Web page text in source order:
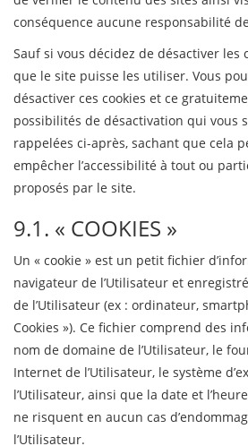
conséquence aucune responsabilité
Sauf si vous décidez de désactiver les
que le site puisse les utiliser. Vous
désactiver ces cookies et ce
possibilités de désactivation qui vous
rappelées ci-après, sachant que cela
empêcher l’accessibilité à tout ou
proposés par le site.
9.1. « COOKIES »
Un « cookie » est un petit fichier
navigateur de l’Utilisateur et
de l’Utilisateur (ex : ordinateur,
Cookies »). Ce fichier comprend des
nom de domaine de l’Utilisateur, le
Internet de l’Utilisateur, le système
l’Utilisateur, ainsi que la date et l’heure
ne risquent en aucun cas
l’Utilisateur.